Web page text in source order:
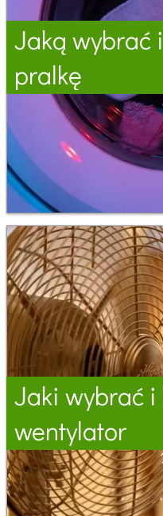
Jaką wybrać
pralkę
Jaki wybrać
wentylator